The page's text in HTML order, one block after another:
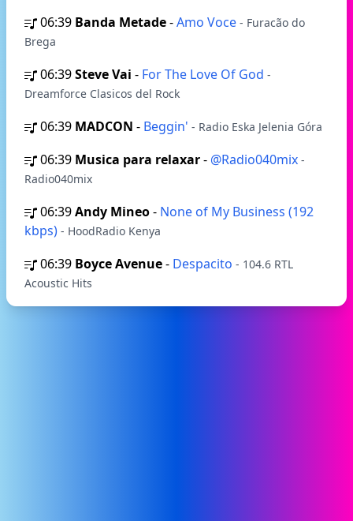
06:39 Banda Metade-Amo Voce - Furacão do
Brega
06:39Steve Vai - For The Love Of God -
Dreamforce Clasicos del Rock
06:39 MADCON - Beggin' - Radio Eska Jelenia Góra
06:39 Musica para relaxar- @Radio040mix -
Radio040mix
06:39Andy Mineo- None of My Business (192
kbps) - HoodRadio Kenya
06:39 Boyce Avenue- Despacito - 104.6 RTL
Acoustic Hits